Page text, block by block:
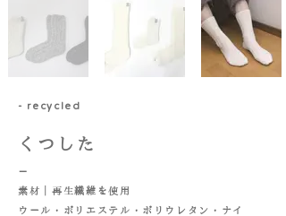
- recycled
​くつした
－
素材｜ 再生繊維を使用
ウール・ポリエステル・ポリウレタン・ナイ